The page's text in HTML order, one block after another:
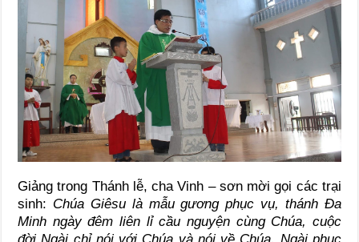
Giảng trong Thánh lễ, cha Vinh – sơn mời gọi các trại
sinh: Chúa Giêsu là mẫu gương phục vụ, thánh Đa
Minh ngày đêm liên lỉ cầu nguyện cùng Chúa, cuộc